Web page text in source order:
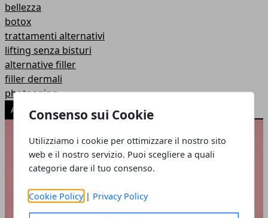
Consenso sui Cookie
Utilizziamo i cookie per ottimizzare il nostro sito
web e il nostro servizio. Puoi scegliere a quali
categorie dare il tuo consenso.
Cookie Policy | Privacy Policy
bellezza
botox
trattamenti alternativi
lifting senza bisturi
alternative filler
filler dermali
photoaging
ARTICOLI POPOLARI